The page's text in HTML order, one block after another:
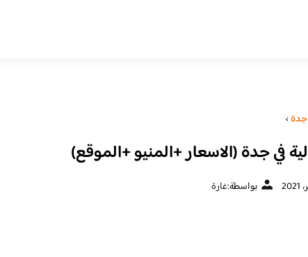
جدة›
في جدة (الاسعار +المنيو +الموقع)
بواسطة:غارة